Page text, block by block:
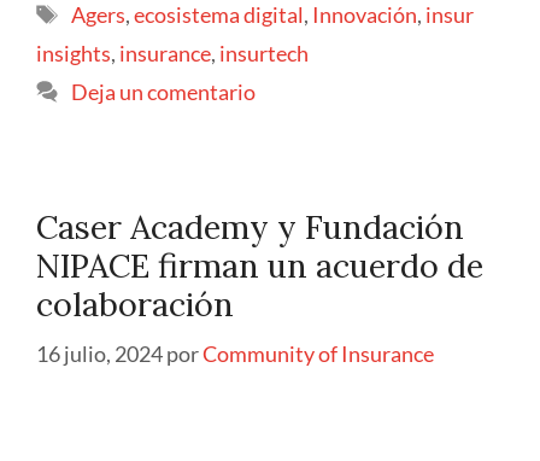
Agers,ecosistema digital, Innovación, insur
insights, insurance, insurtech
Deja un comentario
Caser Academy y Fundación
NIPACE firman un acuerdo de
colaboración
16 julio, 2024porCommunity of Insurance